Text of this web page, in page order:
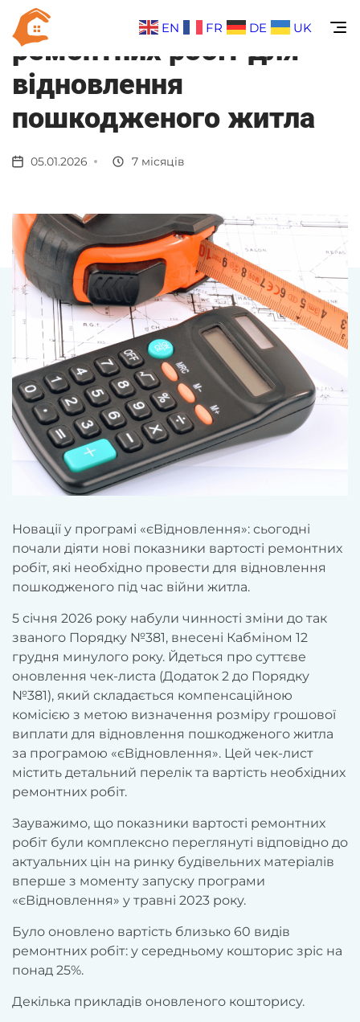
EN FR DE UK
Нові показники вартості
ремонтних робіт для
відновлення
пошкодженого житла
05.01.2026 7 місяців
Новації у програмі «єВідновлення»: сьогодні
почали діяти нові показники вартості ремонтних
робіт, які необхідно провести для відновлення
пошкодженого під час війни житла.
5 січня 2026 року набули чинності зміни до так
званого Порядку №381, внесені Кабміном 12
грудня минулого року. Йдеться про суттєве
оновлення чек-листа (Додаток 2 до Порядку
№381), який складається компенсаційною
комісією з метою визначення розміру грошової
виплати для відновлення пошкодженого житла
за програмою «єВідновлення». Цей чек-лист
містить детальний перелік та вартість необхідних
ремонтних робіт.
Зауважимо, що показники вартості ремонтних
робіт були комплексно переглянуті відповідно до
актуальних цін на ринку будівельних матеріалів
вперше з моменту запуску програми
«єВідновлення» у травні 2023 року.
Було оновлено вартість близько 60 видів
ремонтних робіт: у середньому кошторис зріс на
понад 25%.
Декілька прикладів оновленого кошторису.